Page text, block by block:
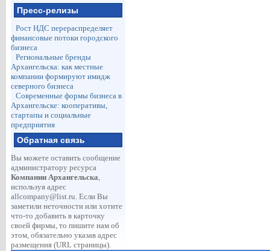
Пресс-релизы
Рост НДС перераспределяет
финансовые потоки городского
бизнеса
Региональные бренды
Архангельска: как местные
компании формируют имидж
северного бизнеса
Современные формы бизнеса в
Архангельске: кооперативы,
стартапы и социальные
предприятия
Обратная связь
Вы можете оставить сообщение
администратору ресурса
Компании Архангельска,
используя адрес
allcompany@list.ru. Если Вы
заметили неточности или хотите
что-то добавить в карточку
своей фирмы, то пишите нам об
этом, обязательно указав адрес
размещения (URL страницы).